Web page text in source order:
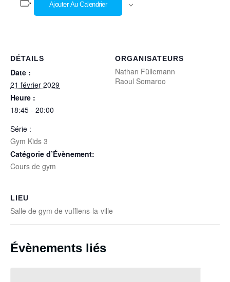
Ajouter Au Calendrier
DÉTAILS
Date :
21 février 2029
Heure :
18:45 - 20:00
Série :
Gym Kids 3
Catégorie d’Évènement:
Cours de gym
ORGANISATEURS
Nathan Füllemann
Raoul Somaroo
LIEU
Salle de gym de vufflens-la-ville
Évènements liés